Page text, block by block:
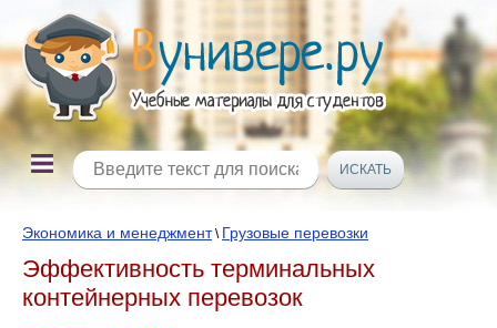
Экономика и менеджмент\ Грузовые перевозки
Эффективность терминальных
контейнерных перевозок